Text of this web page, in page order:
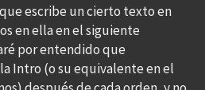
escribe un cierto texto en
en ella en el siguiente
por entendido que
Intro (o su equivalente en el